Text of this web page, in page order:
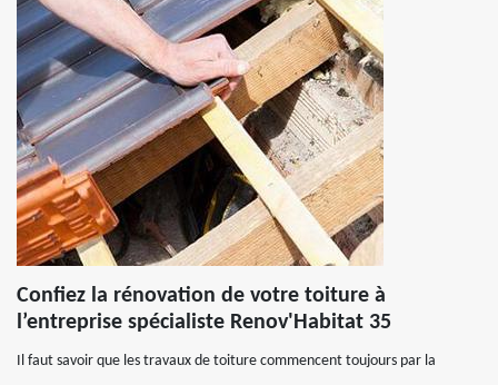
Confiez la rénovation de votre toiture à
l’entreprise spécialiste Renov'Habitat 35
Il faut savoir que les travaux de toiture commencent toujours par la